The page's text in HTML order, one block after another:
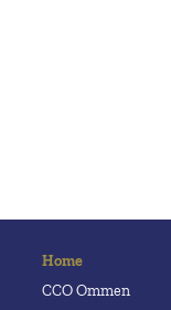
Home
CCO Ommen